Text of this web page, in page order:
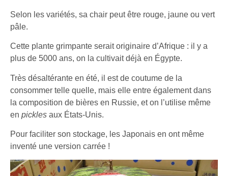
Selon les variétés, sa chair peut être rouge, jaune ou vert
pâle.
Cette plante grimpante serait originaire d’Afrique : il y a
plus de 5000 ans, on la cultivait déjà en Égypte.
Très désaltérante en été, il est de coutume de la
consommer telle quelle, mais elle entre également dans
la composition de bières en Russie, et on l’utilise même
en pickles aux États-Unis.
Pour faciliter son stockage, les Japonais en ont même
inventé une version carrée !